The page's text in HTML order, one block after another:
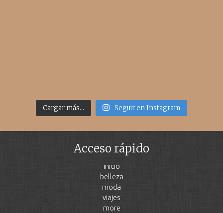
Cargar más... Seguir en Instagram
Acceso rápido
inicio
belleza
moda
viajes
more